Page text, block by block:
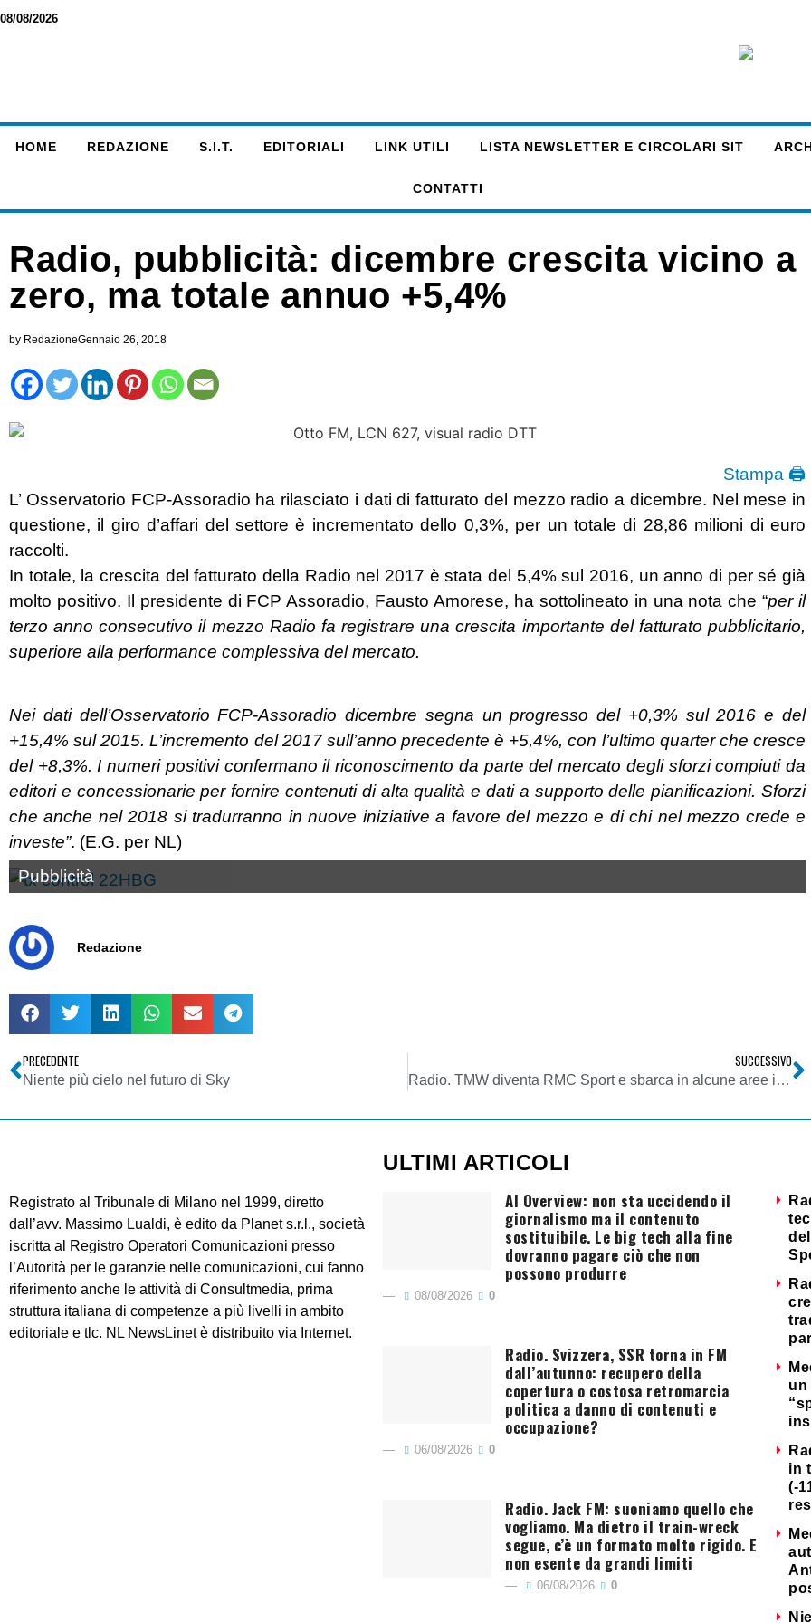
08/08/2026
HOME REDAZIONE S.I.T. EDITORIALI LINK UTILI LISTA NEWSLETTER E CIRCOLARI SIT
CONTATTI
Radio, pubblicità: dicembre crescita vicino a
zero, ma totale annuo +5,4%
by RedazioneGennaio 26, 2018
Stampa 🖨
L’ Osservatorio FCP-Assoradio ha rilasciato i dati di fatturato del mezzo radio a dicembre. Nel mese in
questione, il giro d’affari del settore è incrementato dello 0,3%, per un totale di 28,86 milioni di euro
raccolti.
In totale, la crescita del fatturato della Radio nel 2017 è stata del 5,4% sul 2016, un anno di per sé già
molto positivo. Il presidente di FCP Assoradio, Fausto Amorese, ha sottolineato in una nota che “per il
terzo anno consecutivo il mezzo Radio fa registrare una crescita importante del fatturato pubblicitario,
superiore alla performance complessiva del mercato.
Nei dati dell’Osservatorio FCP-Assoradio dicembre segna un progresso del +0,3% sul 2016 e del
+15,4% sul 2015. L’incremento del 2017 sull’anno precedente è +5,4%, con l’ultimo quarter che cresce
del +8,3%. I numeri positivi confermano il riconoscimento da parte del mercato degli sforzi compiuti da
editori e concessionarie per fornire contenuti di alta qualità e dati a supporto delle pianificazioni. Sforzi
che anche nel 2018 si tradurranno in nuove iniziative a favore del mezzo e di chi nel mezzo crede e
investe”. (E.G. per NL)
Pubblicità
Redazione
PRECEDENTE
Niente più cielo nel futuro di Sky
SUCCESSIVO
Radio. TMW diventa RMC Sport e sbarca in alcune aree italiane in FM
Registrato al Tribunale di Milano nel 1999, diretto
dall’avv. Massimo Lualdi, è edito da Planet s.r.l., società
iscritta al Registro Operatori Comunicazioni presso
l’Autorità per le garanzie nelle comunicazioni, cui fanno
riferimento anche le attività di Consultmedia, prima
struttura italiana di competenze a più livelli in ambito
editoriale e tlc. NL NewsLinet è distribuito via Internet.
ULTIMI ARTICOLI
AI Overview: non sta uccidendo il
giornalismo ma il contenuto
sostituibile. Le big tech alla fine
dovranno pagare ciò che non
possono produrre
08/08/2026 0
Radio. Svizzera, SSR torna in FM
dall’autunno: recupero della
copertura o costosa retromarcia
politica a danno di contenuti e
occupazione?
06/08/2026 0
Radio. Jack FM: suoniamo quello che
vogliamo. Ma dietro il train-wreck
segue, c’è un formato molto rigido. E
non esente da grandi limiti
06/08/2026 0
un
in
(-